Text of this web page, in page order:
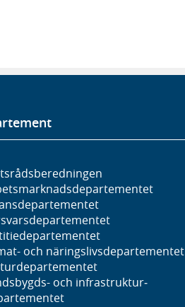
och näringslivs­departementet
och infrastruktur­